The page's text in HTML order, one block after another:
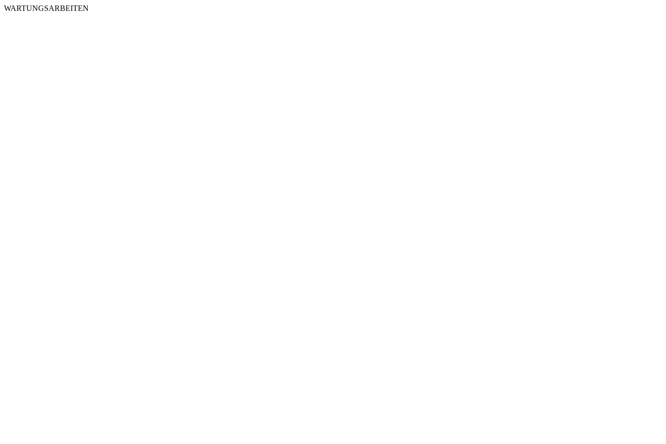
WARTUNGSARBEITEN